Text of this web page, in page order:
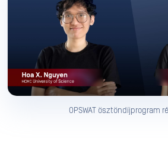
OPSWAT ösztöndíjprogram